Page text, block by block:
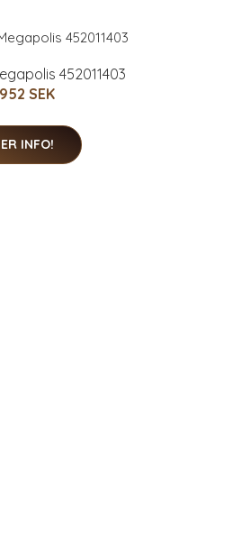
452011403
SEK
INFO!